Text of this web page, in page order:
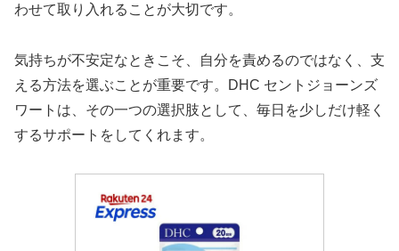
わせて取り入れることが大切です。
気持ちが不安定なときこそ、自分を責めるのではなく、支
える方法を選ぶことが重要です。DHC セントジョーンズ
ワートは、その一つの選択肢として、毎日を少しだけ軽く
するサポートをしてくれます。